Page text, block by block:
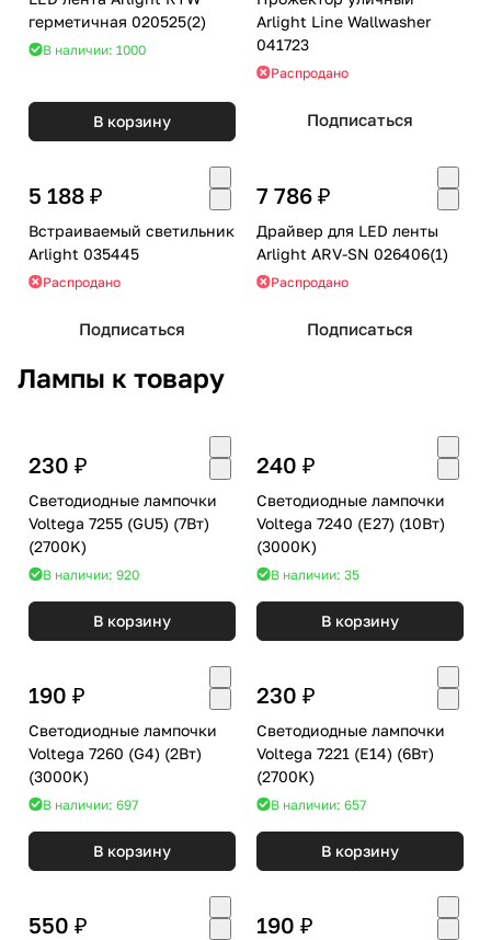
герметичная 020525(2)
В наличии: 1000
В корзину
Arlight Line Wallwasher
041723
Распродано
Подписаться
5 188 ₽
Встраиваемый светильник
Arlight 035445
Распродано
Подписаться
7 786 ₽
Драйвер для LED ленты
Arlight ARV-SN 026406(1)
Распродано
Подписаться
Лампы к товару
230 ₽
Светодиодные лампочки
Voltega 7255 (GU5) (7Вт)
(2700K)
В наличии: 920
В корзину
240 ₽
Светодиодные лампочки
Voltega 7240 (E27) (10Вт)
(3000K)
В наличии: 35
В корзину
190 ₽
Светодиодные лампочки
Voltega 7260 (G4) (2Вт)
(3000K)
В наличии: 697
В корзину
230 ₽
Светодиодные лампочки
Voltega 7221 (E14) (6Вт)
(2700K)
В наличии: 657
В корзину
550 ₽ 190 ₽